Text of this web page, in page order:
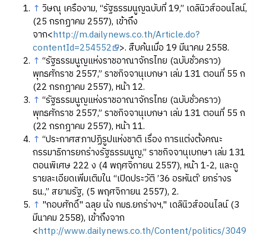
↑ วิษณุ เครืองาม, “รัฐธรรมนูญฉบับที่ 19,” เดลินิวส์ออนไลน์,
(25 กรกฏาคม 2557), เข้าถึง
จาก<http://m.dailynews.co.th/Article.do?
contentId=254552 >. สืบค้นเมื่อ 19 มีนาคม 2558.
↑ “รัฐธรรมนูญแห่งราชอาณาจักรไทย (ฉบับชั่วคราว)
พุทธศักราช 2557,” ราชกิจจานุเบกษา เล่ม 131 ตอนที่ 55 ก
(22 กรกฎาคม 2557), หน้า 12.
↑ “รัฐธรรมนูญแห่งราชอาณาจักรไทย (ฉบับชั่วคราว)
พุทธศักราช 2557,” ราชกิจจานุเบกษา เล่ม 131 ตอนที่ 55 ก
(22 กรกฎาคม 2557), หน้า 11.
↑ “ประกาศสภาปฏิรูปแห่งชาติ เรื่อง การแต่งตั้งคณะ
กรรมาธิการยกร่างรัฐธรรมนูญ,” ราชกิจจานุเบกษา เล่ม 131
ตอนพิเศษ 222 ง (4 พฤศจิกายน 2557), หน้า 1-2, และดู
รายละเอียดเพิ่มเติมใน “เปิดประวัติ ’36 อรหันต์’ ยกร่างร
ธน.,” สยามรัฐ, (5 พฤศจิกายน 2557), 2.
↑ "กอบศักดิ์" ฉลุย นั่ง กมธ.ยกร่างฯ," เดลินิวส์ออนไลน์ (3
มีนาคม 2558), เข้าถึงจาก
<http://www.dailynews.co.th/Content/politics/3049